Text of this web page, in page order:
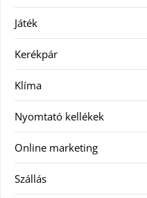
Játék
Kerékpár
Klíma
Nyomtató kellékek
Online marketing
Szállás